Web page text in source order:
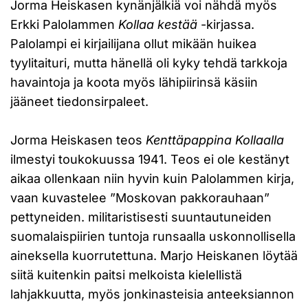
Jorma Heiskasen kynänjälkiä voi nähdä myös
Erkki Palolammen Kollaa kestää -kirjassa.
Palolampi ei kirjailijana ollut mikään huikea
tyylitaituri, mutta hänellä oli kyky tehdä tarkkoja
havaintoja ja koota myös lähipiirinsä käsiin
jääneet tiedonsirpaleet.
Jorma Heiskasen teos Kenttäpappina Kollaalla
ilmestyi toukokuussa 1941. Teos ei ole kestänyt
aikaa ollenkaan niin hyvin kuin Palolammen kirja,
vaan kuvastelee ”Moskovan pakkorauhaan”
pettyneiden. militaristisesti suuntautuneiden
suomalaispiirien tuntoja runsaalla uskonnollisella
aineksella kuorrutettuna. Marjo Heiskanen löytää
siitä kuitenkin paitsi melkoista kielellistä
lahjakkuutta, myös jonkinasteisia anteeksiannon